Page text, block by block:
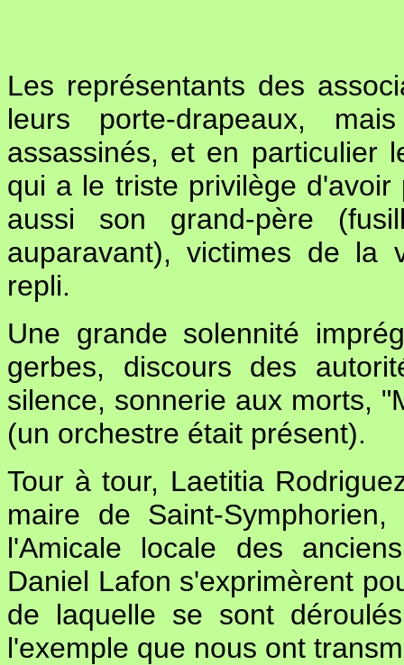
Les représentants des
leurs porte-drapeaux,
assassinés, et en particulier
qui a le triste privilège
aussi son grand-père
auparavant), victimes de la
repli.
Une grande solennité
gerbes, discours des
silence, sonnerie aux morts,
(un orchestre était présent).
Tour à tour, Laetitia
maire de Saint-
l'Amicale locale des
Daniel Lafon s'exprimèrent
de laquelle se sont
l'exemple que nous ont